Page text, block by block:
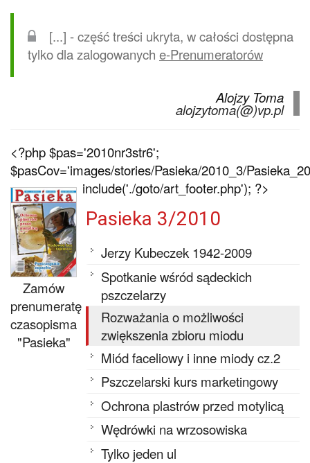
[...] - część treści ukryta, w całości dostępna
tylko dla zalogowanych e-Prenumeratorów
Alojzy Toma
alojzytoma(@)vp.pl
<?php $pas='2010nr3str6';
$pasCov='images/stories/Pasieka/2010_3/
include('./goto/art_footer.php'); ?>
Zamów
prenumeratę
czasopisma
"Pasieka"
Pasieka 3/2010
Jerzy Kubeczek 1942-2009
Spotkanie wśród sądeckich
pszczelarzy
Rozważania o możliwości
zwiększenia zbioru miodu
Miód faceliowy i inne miody cz.2
Pszczelarski kurs marketingowy
Ochrona plastrów przed motylicą
Wędrówki na wrzosowiska
Tylko jeden ul